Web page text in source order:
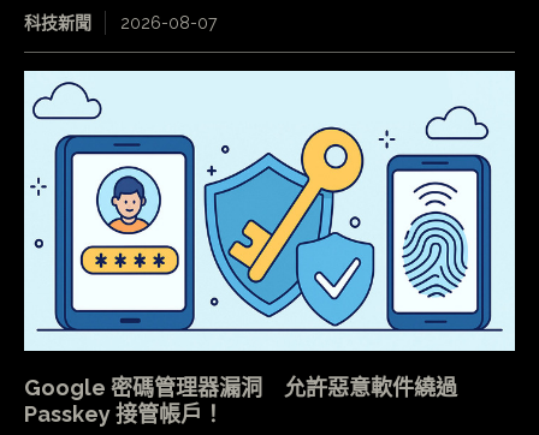
科技新聞 2026-08-07
Google 密碼管理器漏洞 允許惡意軟件繞過
Passkey 接管帳戶！